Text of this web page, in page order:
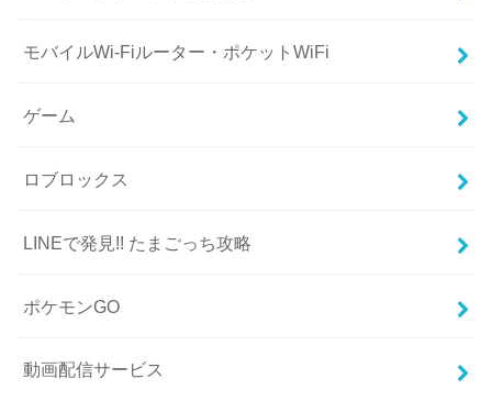
モバイルWi-Fiルーター・ポケットWiFi
ゲーム
ロブロックス
LINEで発見!! たまごっち攻略
ポケモンGO
動画配信サービス